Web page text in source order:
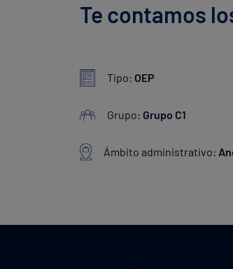
Te contamos
Tipo: OEP
Grupo: Grupo C1
Ámbito administrativo: